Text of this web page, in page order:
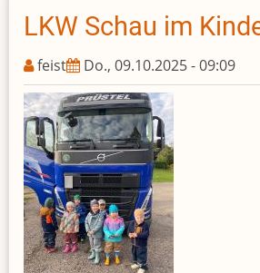
Weihnachtszeit...
LKW Schau im
feist Do., 09.10.2025 - 09:09